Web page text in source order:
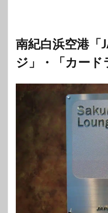
南紀白浜空港「
ジ」・「カード